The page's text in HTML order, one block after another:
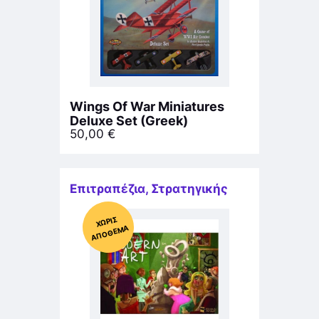
Wings Of War Miniatures
Deluxe Set (Greek)
50,00 €
Επιτραπέζια, Στρατηγικής
Χ
ΩΡΊΣ
Α
Π
Ό
ΘΕ
ΜΑ